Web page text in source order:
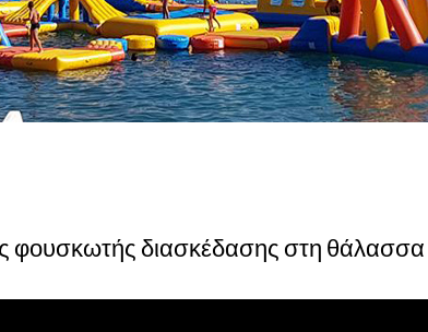
φουσκωτής διασκέδασης στη